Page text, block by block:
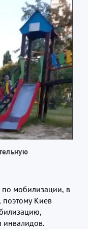
по мобилизации, в
Киев
инвалидов.